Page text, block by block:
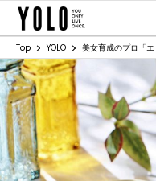
Top YOLO 美女育成のプロ「